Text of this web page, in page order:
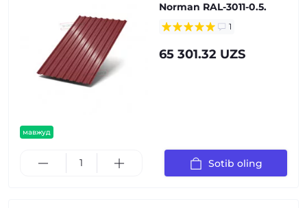
мавжуд
Norman RAL-3011-0.5.
1
65 301.32 UZS
Sotib oling